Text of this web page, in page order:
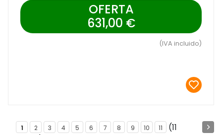
OFERTA
631,00 €
(IVA incluido)
1 2 3 4 5 6 7 8 9 10 11
(11